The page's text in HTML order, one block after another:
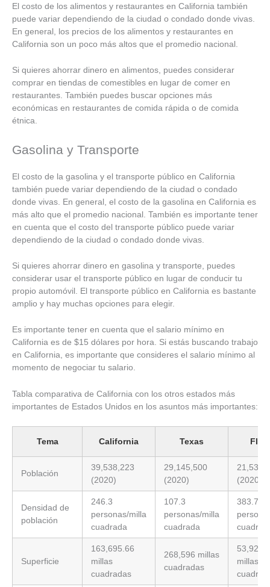
El costo de los alimentos y restaurantes en California también
puede variar dependiendo de la ciudad o condado donde vivas.
En general, los precios de los alimentos y restaurantes en
California son un poco más altos que el promedio nacional.
Si quieres ahorrar dinero en alimentos, puedes considerar
comprar en tiendas de comestibles en lugar de comer en
restaurantes. También puedes buscar opciones más
económicas en restaurantes de comida rápida o de comida
étnica.
Gasolina y Transporte
El costo de la gasolina y el transporte público en California
también puede variar dependiendo de la ciudad o condado
donde vivas. En general, el costo de la gasolina en California es
más alto que el promedio nacional. También es importante tener
en cuenta que el costo del transporte público puede variar
dependiendo de la ciudad o condado donde vivas.
Si quieres ahorrar dinero en gasolina y transporte, puedes
considerar usar el transporte público en lugar de conducir tu
propio automóvil. El transporte público en California es bastante
amplio y hay muchas opciones para elegir.
Es importante tener en cuenta que el salario mínimo en
California es de $15 dólares por hora. Si estás buscando trabajo
en California, es importante que consideres el salario mínimo al
momento de negociar tu salario.
Tabla comparativa de California con los otros estados más
importantes de Estados Unidos en los asuntos más importantes:
Tema California Texas
Población
39,538,223
(2020)
29,145,500
(2020)
(2020)
Densidad de
población
246.3
personas/milla
cuadrada
107.3
personas/milla
cuadrada
383.7
Superficie
163,695.66
millas
cuadradas
268,596 millas
cuadradas
millas